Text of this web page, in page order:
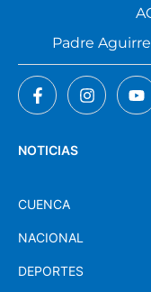
NOTICIAS
CUENCA
NACIONAL
DEPORTES
Padre